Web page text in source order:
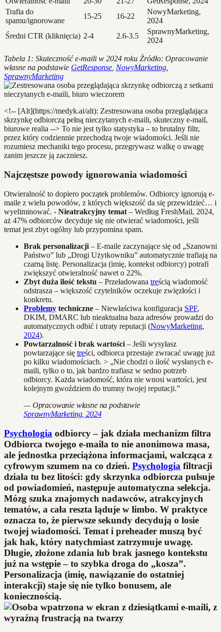
Trafia do
spamu/ignorowane
15-25 16-22
NowyMarketing,
2024
Średni CTR (kliknięcia) 2-4 2.6-3.5
SprawnyMarketing,
2024
Tabela 1: Skuteczność e-maili w 2024 roku Źródło: Opracowanie
własne na podstawie GetResponse NowyMarketing
SprawnyMarketing
<!-- [Alt](https://medyk.ai/alt): Zestresowana osoba przeglądająca
skrzynkę odbiorczą pełną nieczytanych e-maili, skuteczny e-mail,
biurowe realia --> To nie jest tylko statystyka – to brutalny filtr,
przez który codziennie przechodzą twoje wiadomości. Jeśli nie
rozumiesz mechaniki tego procesu, przegrywasz walkę o uwagę
zanim jeszcze ją zaczniesz.
Najczęstsze powody ignorowania wiadomości
Otwieralność to dopiero początek problemów. Odbiorcy ignorują e-
maile z wielu powodów, z których większość da się przewidzieć… i
wyeliminować. - Nieatrakcyjny temat – Według FreshMail, 2024,
aż 47% odbiorców decyduje się nie otwierać wiadomości, jeśli
temat jest zbyt ogólny lub przypomina spam.
Brak personalizacji – E-maile zaczynające się od „Szanowni
Państwo” lub „Drogi Użytkowniku” automatycznie trafiają na
czarną listę. Personalizacja (imię, kontekst odbiorcy) potrafi
zwiększyć otwieralność nawet o 22%.
Zbyt duża ilość tekstu – Przeładowana treścią wiadomość
odstrasza – większość czytelników oczekuje zwięzłości i
konkretu.
Problemy techniczne – Niewłaściwa konfiguracja SPF,
DKIM, DMARC lub nieaktualna baza adresów prowadzi do
automatycznych odbić i utraty reputacji (NowyMarketing,
2024).
Powtarzalność i brak wartości – Jeśli wysyłasz
powtarzające się treści, odbiorca przestaje zwracać uwagę już
po kilku wiadomościach. > „Nie chodzi o ilość wysłanych e-
maili, tylko o to, jak bardzo trafiasz w sedno potrzeb
odbiorcy. Każda wiadomość, która nie wnosi wartości, jest
kolejnym gwoździem do trumny twojej reputacji.”
— Opracowanie własne na podstawie
SprawnyMarketing, 2024
Psychologia odbiorcy – jak działa mechanizm filtra
Odbiorca twojego e-maila to nie anonimowa masa,
ale jednostka przeciążona informacjami, walcząca z
cyfrowym szumem na co dzień. Psychologia filtracji
działa tu bez litości: gdy skrzynka odbiorcza pulsuje
od powiadomień, następuje automatyczna selekcja.
Mózg szuka znajomych nadawców, atrakcyjnych
tematów, a cała reszta ląduje w limbo. W praktyce
oznacza to, że pierwsze sekundy decydują o losie
twojej wiadomości. Temat i preheader muszą być
jak hak, który natychmiast zatrzymuje uwagę.
Długie, złożone zdania lub brak jasnego kontekstu
już na wstępie – to szybka droga do „kosza”.
Personalizacja (imię, nawiązanie do ostatniej
interakcji) staje się nie tylko bonusem, ale
koniecznością.